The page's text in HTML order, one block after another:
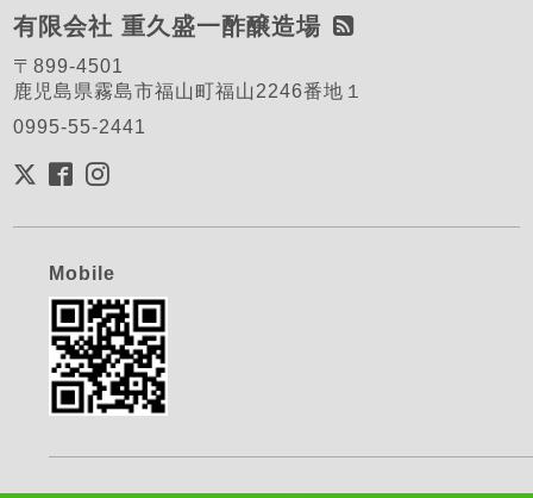
有限会社 重久盛一酢醸造場
〒899-4501
鹿児島県霧島市福山町福山2246番地１
0995-55-2441
Mobile